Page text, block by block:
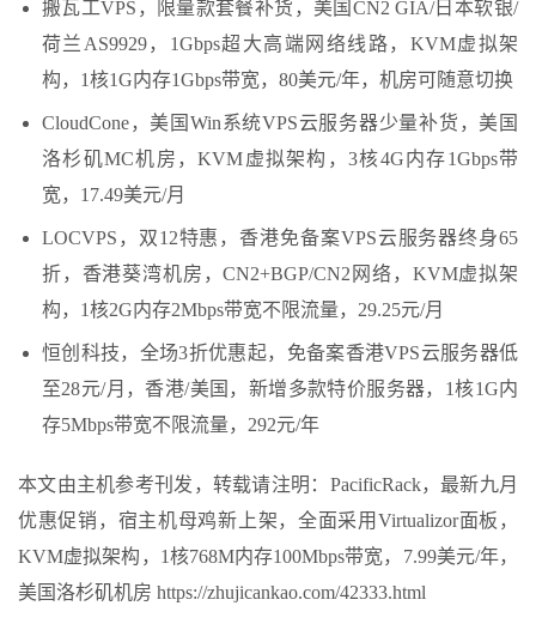
搬瓦工VPS，限量款套餐补货，美国CN2 GIA/日本软银/
荷兰AS9929，1Gbps超大高端网络线路，KVM虚拟架
构，1核1G内存1Gbps带宽，80美元/年，机房可随意切换
CloudCone，美国Win系统VPS云服务器少量补货，美国
洛杉矶MC机房，KVM虚拟架构，3核4G内存1Gbps带
宽，17.49美元/月
LOCVPS，双12特惠，香港免备案VPS云服务器终身65
折，香港葵湾机房，CN2+BGP/CN2网络，KVM虚拟架
构，1核2G内存2Mbps带宽不限流量，29.25元/月
恒创科技，全场3折优惠起，免备案香港VPS云服务器低
至28元/月，香港/美国，新增多款特价服务器，1核1G内
存5Mbps带宽不限流量，292元/年
本文由主机参考刊发，转载请注明：PacificRack，最新九月
优惠促销，宿主机母鸡新上架，全面采用Virtualizor面板，
KVM虚拟架构，1核768M内存100Mbps带宽，7.99美元/年，
美国洛杉矶机房 https://zhujicankao.com/42333.html